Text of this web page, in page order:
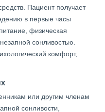
Пациент получает
в первые часы
физическая
сонливостью.
комфорт,
или другим членам
сонливости,